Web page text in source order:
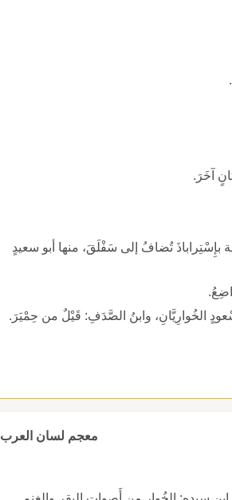
آخَرَ.
بإِسْتِراباذَ تُضافُ إلى سَفْلَقَ، منها أبو سعيدٍ
الخُوارِيَّانِ، وابنُ الصَّدَفِ: قَيْلٌ من حِمْيَرَ.
معجم لسان العرب